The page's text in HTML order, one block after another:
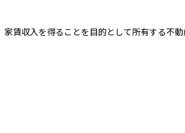
賃収入を得ることを目的として所有する不